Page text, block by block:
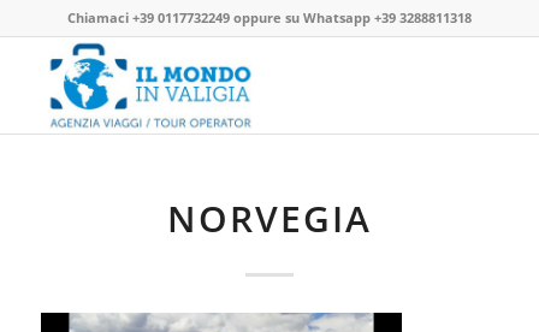
Chiamaci +39 0117732249oppure su Whatsapp +39 3288811318
NORVEGIA